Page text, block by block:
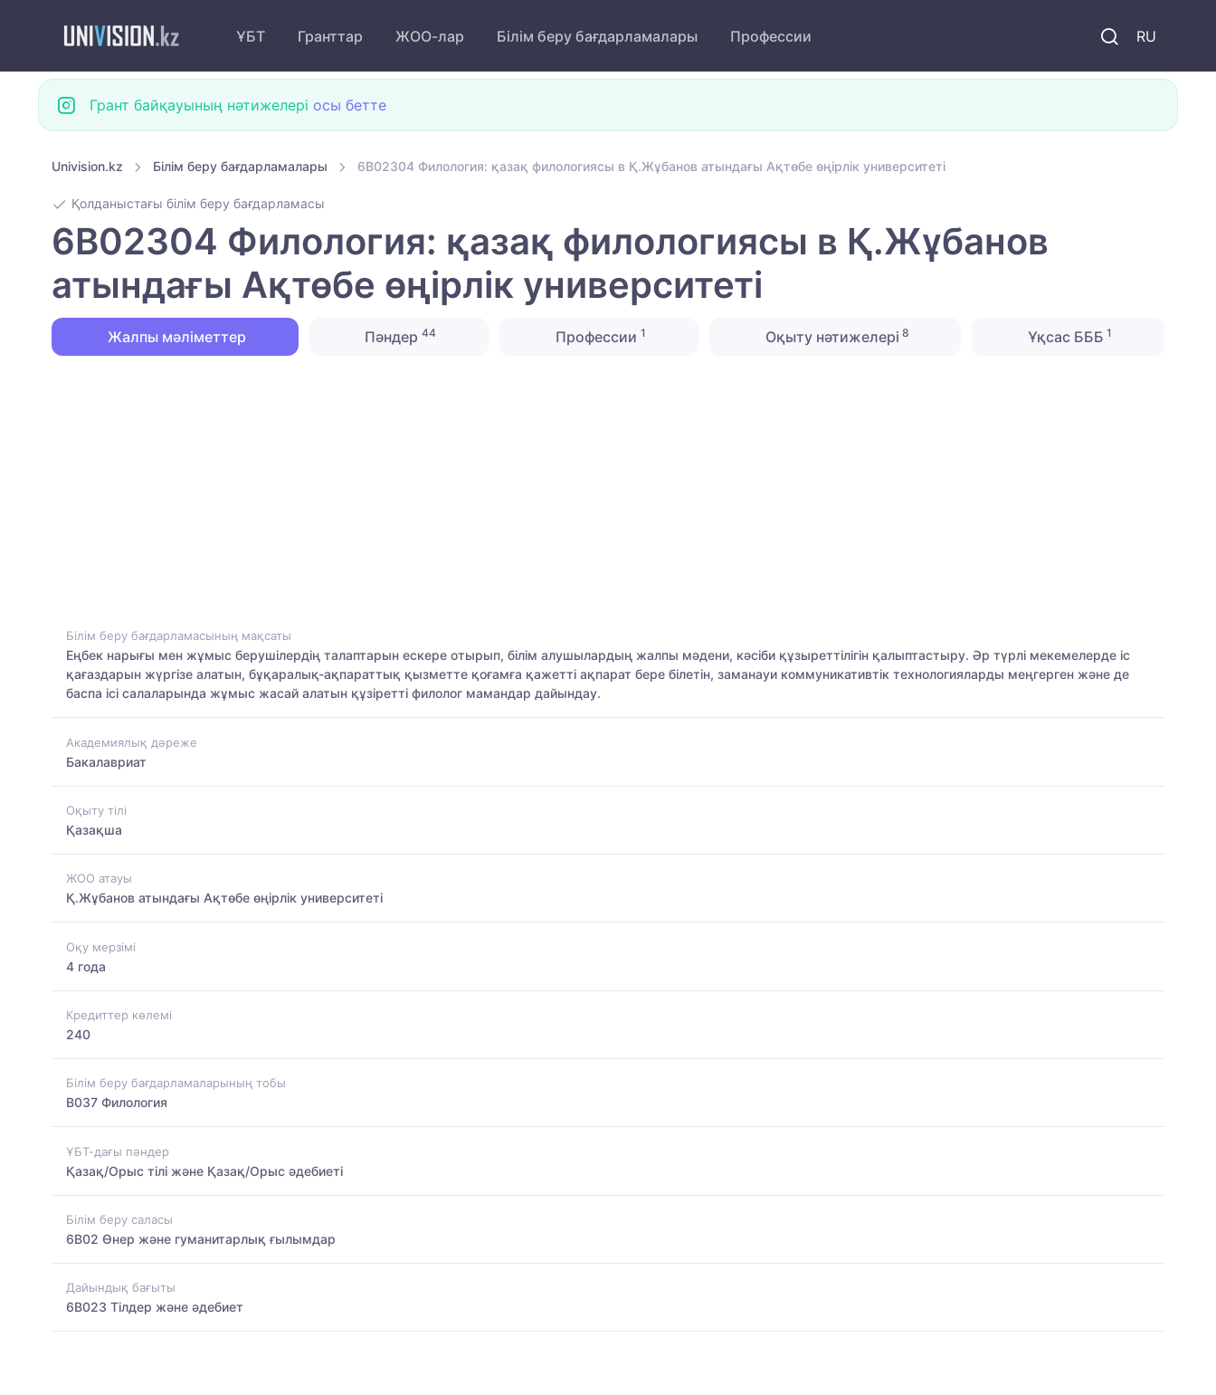
RU
ҰБТ Гранттар ЖОО-лар Білім беру бағдарламалары Профессии
Грант байқауының нәтижелері осы бетте
Univision.kz Білім беру бағдарламалары 6B02304 Филология: қазақ филологиясы в Қ.Жұбанов атындағы Ақтөбе өңірлік университеті
Қолданыстағы білім беру бағдарламасы
6B02304 Филология: қазақ филологиясы в Қ.Жұбанов
атындағы Ақтөбе өңірлік университеті
Жалпы мәліметтер Пәндер44 Профессии 1 Оқыту нәтижелері 8 Ұқсас БББ 1
Білім беру бағдарламасының мақсаты
Еңбек нарығы мен жұмыс берушілердің талаптарын ескере отырып, білім алушылардың жалпы мәдени, кәсіби құзыреттілігін қалыптастыру. Әр түрлі мекемелерде іс
қағаздарын жүргізе алатын, бұқаралық-ақпараттық қызметте қоғамға қажетті ақпарат бере білетін, заманауи коммуникативтік технологияларды меңгерген және де
баспа ісі салаларында жұмыс жасай алатын құзіретті филолог мамандар дайындау.
Академиялық дәреже
Бакалавриат
Оқыту тілі
Қазақша
ЖОО атауы
Қ.Жұбанов атындағы Ақтөбе өңірлік университеті
Оқу мерзімі
4 года
Кредиттер көлемі
240
Білім беру бағдарламаларының тобы
B037 Филология
ҰБТ-дағы пәндер
Қазақ/Орыс тілі және Қазақ/Орыс әдебиеті
Білім беру саласы
6B02 Өнер және гуманитарлық ғылымдар
Дайындық бағыты
6B023 Тілдер және әдебиет